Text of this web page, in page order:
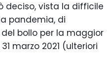
deciso, vista la difficile
pandemia, di
bollo per la maggior
marzo 2021 (ulteriori